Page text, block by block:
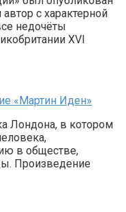
с характерной
недочёты
XVI
«Мартин Иден»
Лондона, в котором
в обществе,
Произведение